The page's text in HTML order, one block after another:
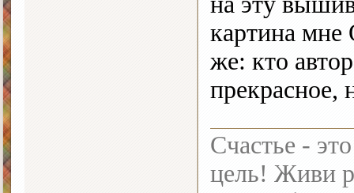
картина
же: кто
прекрасное,
Счастье -
цель! Живи